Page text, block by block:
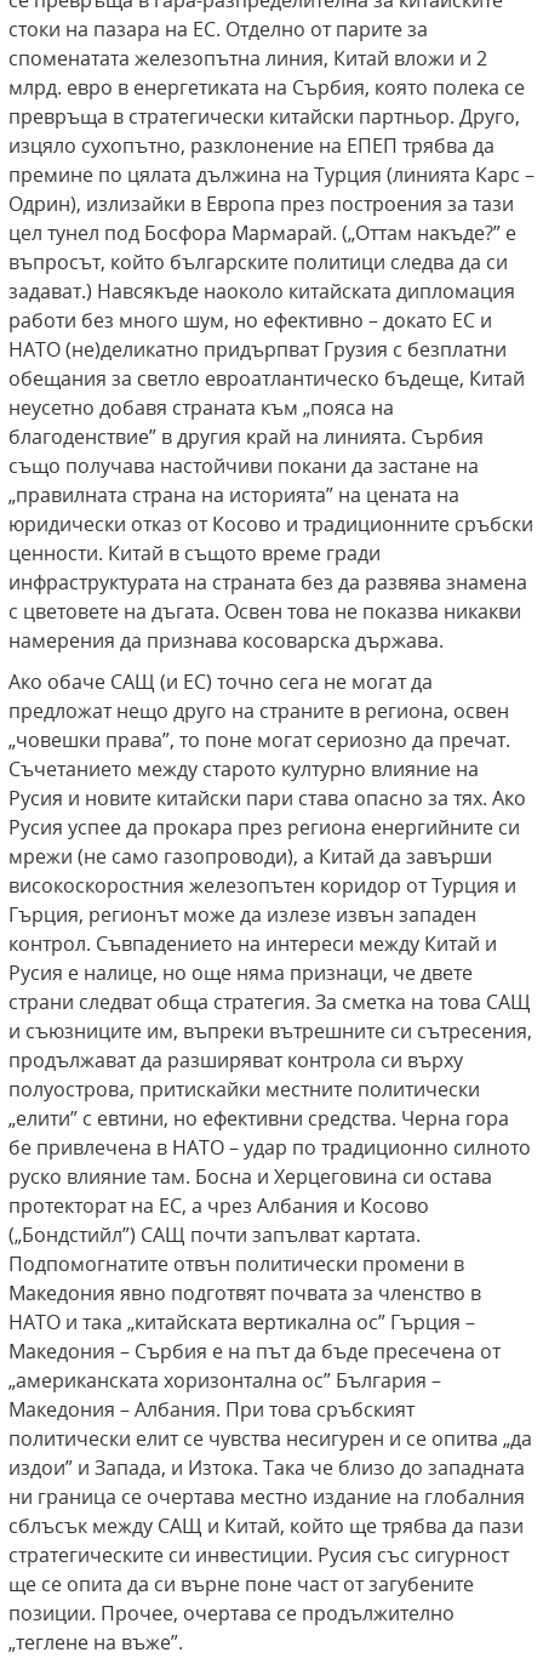
стоки на пазара на ЕС. Отделно от парите за
споменатата железопътна линия, Китай вложи и 2
млрд. евро в енергетиката на Сърбия, която полека се
превръща в стратегически китайски партньор. Друго,
изцяло сухопътно, разклонение на ЕПЕП трябва да
премине по цялата дължина на Турция (линията Карс –
Одрин), излизайки в Европа през построения за тази
цел тунел под Босфора Мармарай. („Оттам накъде?” е
въпросът, който българските политици следва да си
задават.) Навсякъде наоколо китайската дипломация
работи без много шум, но ефективно – докато ЕС и
НАТО (не)деликатно придърпват Грузия с безплатни
обещания за светло евроатлантическо бъдеще, Китай
неусетно добавя страната към „пояса на
благоденствие” в другия край на линията. Сърбия
също получава настойчиви покани да застане на
„правилната страна на историята” на цената на
юридически отказ от Косово и традиционните сръбски
ценности. Китай в същото време гради
инфраструктурата на страната без да развява знамена
с цветовете на дъгата. Освен това не показва никакви
намерения да признава косоварска държава.
Ако обаче САЩ (и EС) точно сега не могат да
предложат нещо друго на страните в региона, освен
„човешки права”, то поне могат сериозно да пречат.
Съчетанието между старото културно влияние на
Русия и новите китайски пари става опасно за тях. Ако
Русия успее да прокара през региона енергийните си
мрежи (не само газопроводи), а Китай да завърши
високоскоростния железопътен коридор от Турция и
Гърция, регионът може да излезе извън западен
контрол. Съвпадението на интереси между Китай и
Русия е налице, но още няма признаци, че двете
страни следват обща стратегия. За сметка на това САЩ
и съюзниците им, въпреки вътрешните си сътресения,
продължават да разширяват контрола си върху
полуострова, притискайки местните политически
„елити” с евтини, но ефективни средства. Черна гора
бе привлечена в НАТО – удар по традиционно силното
руско влияние там. Босна и Херцеговина си остава
протекторат на ЕС, а чрез Албания и Косово
(„Бондстийл”) САЩ почти запълват картата.
Подпомогнатите отвън политически промени в
Македония явно подготвят почвата за членство в
НАТО и така „китайската вертикална ос” Гърция –
Македония – Сърбия е на път да бъде пресечена от
„американската хоризонтална ос” България –
Македония – Албания. При това сръбският
политически елит се чувства несигурен и се опитва „да
издои” и Запада, и Изтока. Така че близо до западната
ни граница се очертава местно издание на глобалния
сблъсък между САЩ и Китай, който ще трябва да пази
стратегическите си инвестиции. Русия със сигурност
ще се опита да си върне поне част от загубените
позиции. Прочее, очертава се продължително
„теглене на въже”.